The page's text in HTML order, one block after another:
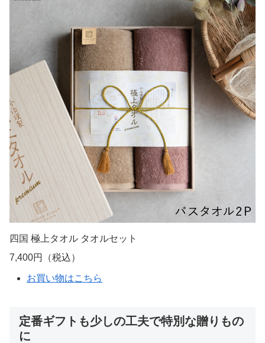
四国 極上タオル タオルセット
7,400円（税込）
お買い物はこちら
定番ギフトも少しの工夫で特別な贈りもの
に